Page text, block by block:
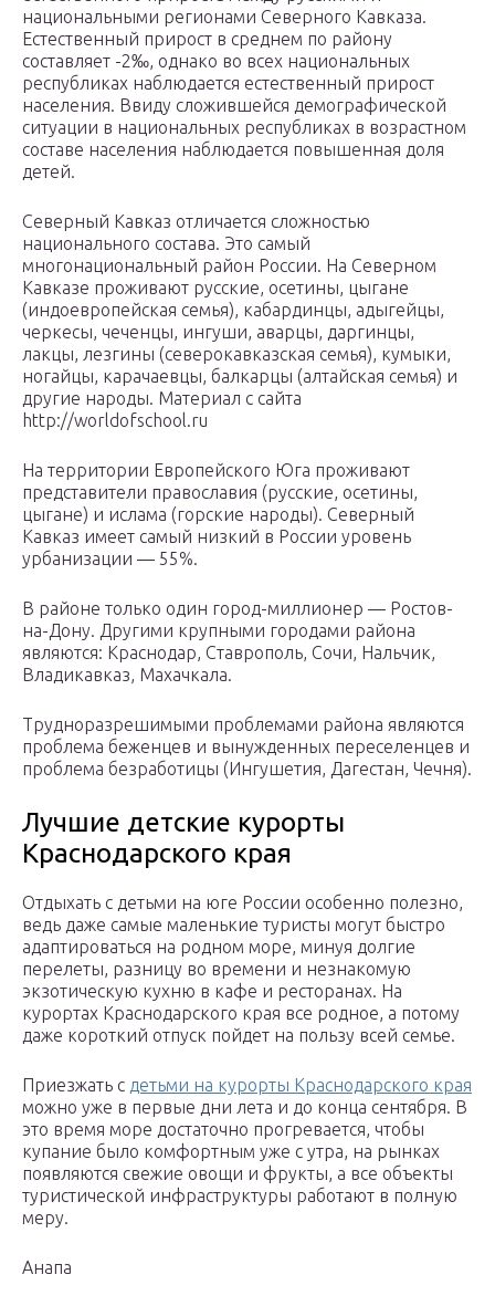
национальными регионами Северного Кавказа.
Естествен­ный прирост в среднем по району
составляет -2‰, однако во всех на­циональных
республиках наблюдается естественный прирост
населе­ния. Ввиду сложившейся демографической
ситуации в национальных республиках в возрастном
составе населения наблюдается повышенная доля
детей.
Северный Кавказ отличается сложностью
национального состава. Это самый
многонациональный район России. На Северном
Кавказе проживают русские, осетины, цыгане
(индоевропейская семья), кабардинцы, адыгейцы,
черкесы, чеченцы, ингуши, аварцы, даргинцы,
лакцы, лезгины (северокавказская семья), кумыки,
ногайцы, карачаев­цы, балкарцы (алтайская семья) и
другие народы. Материал с сайта
http://worldofschool.ru
На территории Европейского Юга проживают
представители православия (русские, осетины,
цыгане) и ислама (горские народы). Северный
Кавказ имеет самый низкий в Рос­сии уровень
урбанизации — 55%.
В районе только один город-миллио­нер — Ростов-
на-Дону. Другими крупными городами района
являются: Краснодар, Ставрополь, Сочи, Нальчик,
Владикавказ, Махачкала.
Труд­норазрешимыми проблемами района являются
проблема беженцев и вынужденных переселенцев и
проблема безработицы (Ингушетия, Да­гестан, Чечня).
Лучшие детские курорты
Краснодарского края
Отдыхать с детьми на юге России особенно полезно,
ведь даже самые маленькие туристы могут быстро
адаптироваться на родном море, минуя долгие
перелеты, разницу во времени и незнакомую
экзотическую кухню в кафе и ресторанах. На
курортах Краснодарского края все родное, а потому
даже короткий отпуск пойдет на пользу всей семье.
Приезжать с детьми на курорты Краснодарского края
можно уже в первые дни лета и до конца сентября. В
это время море достаточно прогревается, чтобы
купание было комфортным уже с утра, на рынках
появляются свежие овощи и фрукты, а все объекты
туристической инфраструктуры работают в полную
меру.
Анапа